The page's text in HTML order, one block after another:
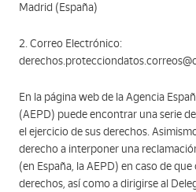
Madrid (España)
2. Correo Electrónico:
En la página web de la Agencia
(AEPD) puede encontrar una serie
el ejercicio de sus derechos.
derecho a interponer una
(en España, la AEPD) en caso de
derechos, así como a dirigirse al